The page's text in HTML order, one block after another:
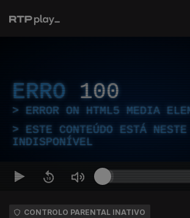
ERRO 100
ERROR ON HTML5 MEDIA
ESTE CONTEÚDO ESTÁ NESTE
INDISPONÍVEL
CONTROLO PARENTAL INATIVO